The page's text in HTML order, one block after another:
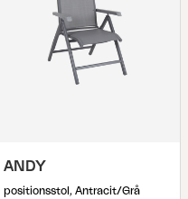
ANDY
positionsstol, Antracit/Grå